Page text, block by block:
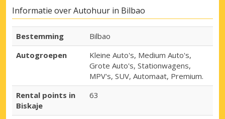
Informatie over Autohuur in Bilbao
Bestemming
Bilbao
Autogroepen
Kleine Auto's, Medium Auto's,
Grote Auto's, Stationwagens,
MPV's, SUV, Automaat, Premium.
Rental points in
Biskaje
63